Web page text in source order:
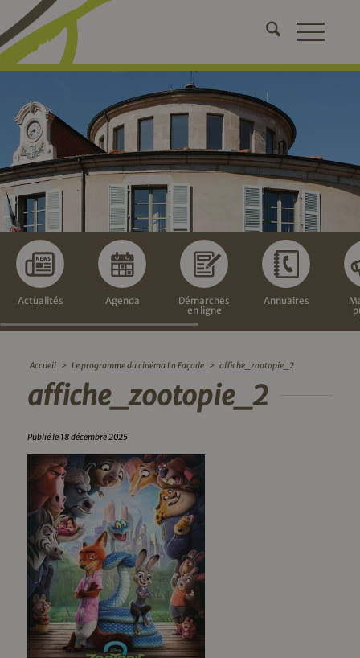
Actualités Agenda
Démarches
en ligne
Annuaires
Accueil > Le programme du cinéma La Façade > affiche_zootopie_2
affiche_zootopie_2
Publié le 18 décembre 2025